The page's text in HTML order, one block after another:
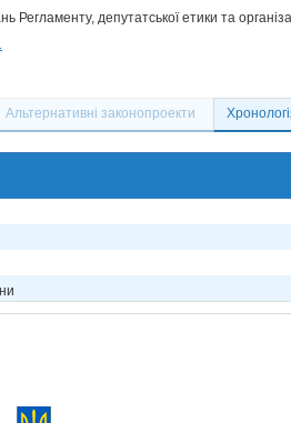
Регламенту, депутатської етики та
Альтернативні законопроекти